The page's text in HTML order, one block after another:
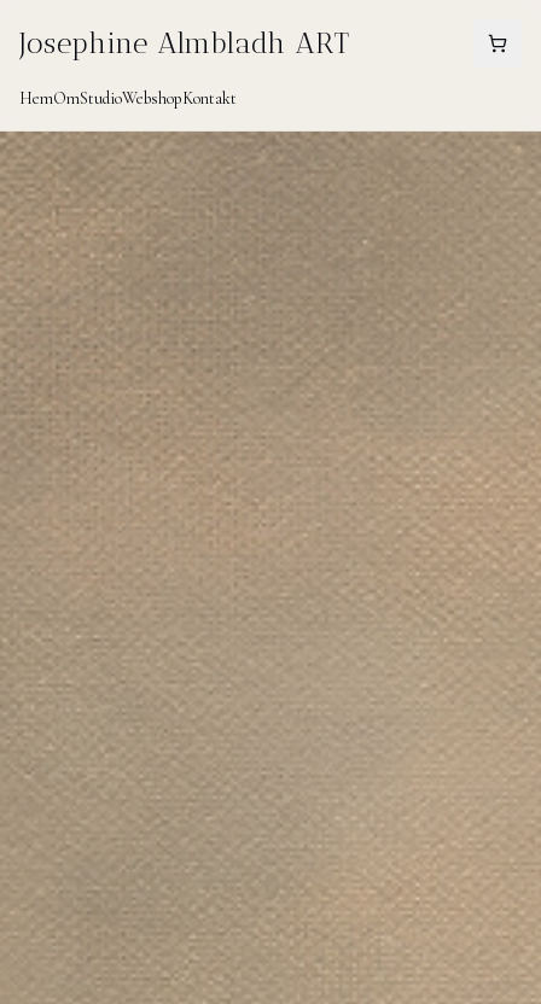
Josephine Almbladh ART
HemOmStudioWebshopKontakt